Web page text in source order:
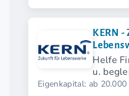
KERN
Helfe
u.
Eigenkapital: ab